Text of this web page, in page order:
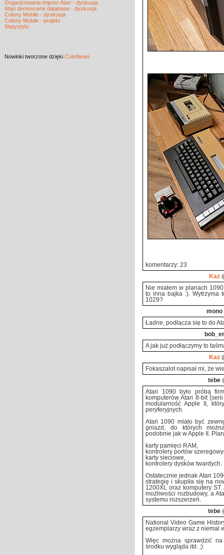
Organizowanie imprez Atari - dyskusja
Atari demoscene database - dyskusja
Colony Mobile - dyskusja
Colony Mobile - projekt
Statystyki
Nowinki tworzone dzięki CuteNews
komentarzy: 23
Kaz
Nie miałem w planach
to inna bajka :). Wytrzyma
1029?
mono
Ładne, podłącza się to do
bob_er
A jak już podłączymy to
Kaz
Fokaszalot napisał mi, że
tebe
Atari 1090 było próbą
komputerów Atari 8-bit
modularność Apple II,
peryferyjnych.
Atari 1090 miało być
gniazd, do których
podobnie jak w Apple II.
karty pamięci RAM,
kontrolery portów
karty sieciowe,
kontrolery dysków twardych.
Ostatecznie jednak Atari
strategię i skupiła się na
1200XL oraz komputery
możliwości rozbudowy, a
systemu rozszerzeń.
tebe
National Video Game
egzemplarzy wraz z niemal
Więc można sprawdzić
środku wygląda itd. ;)